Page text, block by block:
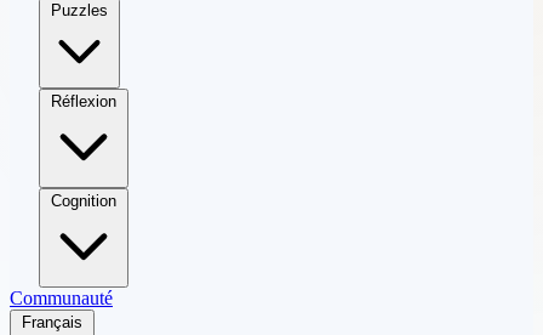
Puzzles
Réflexion
Cognition
Communauté
Français